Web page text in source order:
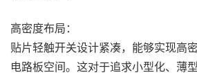
高密度布局：
贴片轻触开关设计紧凑，能够实现高
电路板空间。这对于追求小型化、薄